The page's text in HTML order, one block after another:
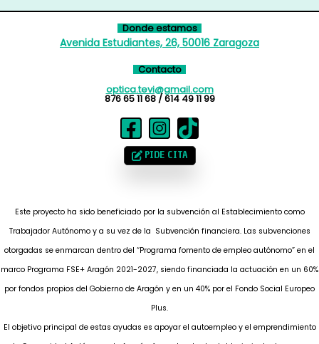
Donde estamos
Avenida Estudiantes, 26, 50016 Zaragoza
Contacto
optica.tevi@gmail.com
876 65 11 68 / 614 49 11 99
PIDE CITA
Este proyecto ha sido beneficiado por la subvención al Establecimiento como
Trabajador Autónomo y a su vez de la Subvención financiera. Las subvenciones
otorgadas se enmarcan dentro del “Programa fomento de empleo autónomo” en el
marco Programa FSE+ Aragón 2021-2027, siendo financiada la actuación en un 60%
por fondos propios del Gobierno de Aragón y en un 40% por el Fondo Social Europeo
Plus.
El objetivo principal de estas ayudas es apoyar el autoempleo y el emprendimiento